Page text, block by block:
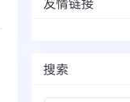
搜索